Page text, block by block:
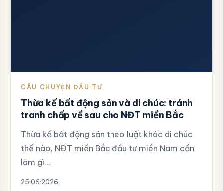
CÂU CHUYỆN ĐẦU TƯ
Thừa kế bất động sản và di chúc: tránh
tranh chấp về sau cho NĐT miền Bắc
Thừa kế bất động sản theo luật khác di chúc
thế nào, NĐT miền Bắc đầu tư miền Nam cần
làm gì…
25·06·2026